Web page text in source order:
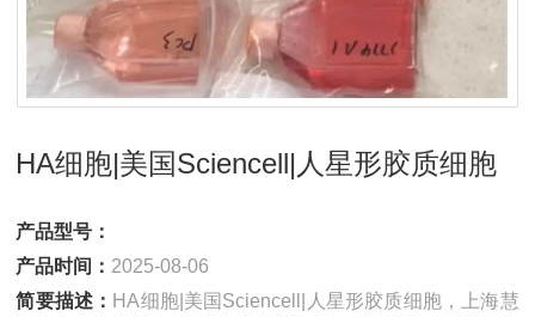
HA细胞|美国Sciencell|人星形胶质细胞
产品型号：
产品时间： 2025-08-06
简要描述： HA细胞|美国Sciencell|人星形胶质细胞，上海慧